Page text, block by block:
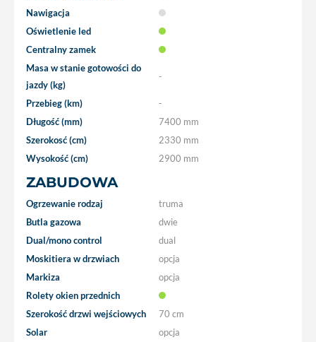
Nawigacja
Oświetlenie led
Centralny zamek
Masa w stanie gotowości do
jazdy (kg)
-
Przebieg (km)
-
Długość (mm)
7400 mm
Szerokosć (cm)
2330 mm
Wysokość (cm)
2900 mm
ZABUDOWA
Ogrzewanie rodzaj
truma
Butla gazowa
dwie
Dual/mono control
dual
Moskitiera w drzwiach
opcja
Markiza
opcja
Rolety okien przednich
Szerokość drzwi wejściowych
70 cm
Solar
opcja